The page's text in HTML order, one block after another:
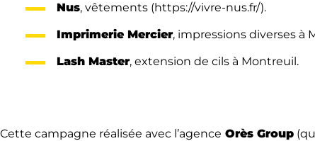
Nus, vêtements (https://vivre-nus.fr/).
Imprimerie Mercier, impressions diverses à
Lash Master, extension de cils à Montreuil.
Cette campagne réalisée avec l’agence Orès Group